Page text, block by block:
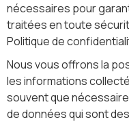
nécessaires pour
traitées en toute
Politique de
Nous vous offrons la
les informations
souvent que
de données qui sont